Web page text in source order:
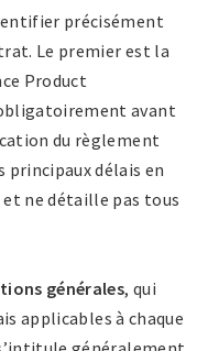
précisément
Le premier est la
Product
avant
du règlement
principaux délais en
ne détaille pas tous
générales, qui
applicables à chaque